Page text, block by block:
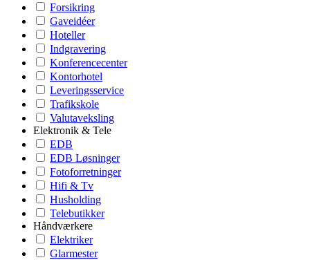
Forsikring
Gaveidéer
Hoteller
Indgravering
Konferencecenter
Kontorhotel
Leveringsservice
Trafikskole
Valutaveksling
Elektronik & Tele
EDB
EDB Løsninger
Fotoforretninger
Hifi & Tv
Husholding
Telebutikker
Håndværkere
Elektriker
Glarmester